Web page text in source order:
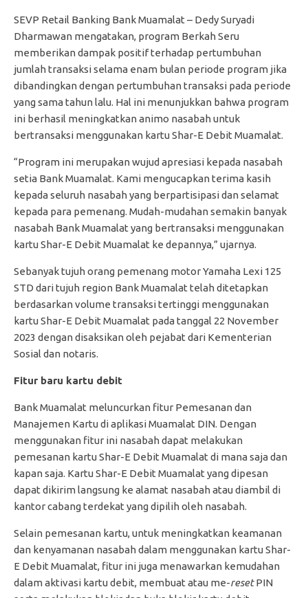
SEVP Retail Banking Bank Muamalat – Dedy Suryadi
Dharmawan mengatakan, program Berkah Seru
memberikan dampak positif terhadap pertumbuhan
jumlah transaksi selama enam bulan periode program jika
dibandingkan dengan pertumbuhan transaksi pada periode
yang sama tahun lalu. Hal ini menunjukkan bahwa program
ini berhasil meningkatkan animo nasabah untuk
bertransaksi menggunakan kartu Shar-E Debit Muamalat.
“Program ini merupakan wujud apresiasi kepada nasabah
setia Bank Muamalat. Kami mengucapkan terima kasih
kepada seluruh nasabah yang berpartisipasi dan selamat
kepada para pemenang. Mudah-mudahan semakin banyak
nasabah Bank Muamalat yang bertransaksi menggunakan
kartu Shar-E Debit Muamalat ke depannya,” ujarnya.
Sebanyak tujuh orang pemenang motor Yamaha Lexi 125
STD dari tujuh region Bank Muamalat telah ditetapkan
berdasarkan volume transaksi tertinggi menggunakan
kartu Shar-E Debit Muamalat pada tanggal 22 November
2023 dengan disaksikan oleh pejabat dari Kementerian
Sosial dan notaris.
Fitur baru kartu debit
Bank Muamalat meluncurkan fitur Pemesanan dan
Manajemen Kartu di aplikasi Muamalat DIN. Dengan
menggunakan fitur ini nasabah dapat melakukan
pemesanan kartu Shar-E Debit Muamalat di mana saja dan
kapan saja. Kartu Shar-E Debit Muamalat yang dipesan
dapat dikirim langsung ke alamat nasabah atau diambil di
kantor cabang terdekat yang dipilih oleh nasabah.
Selain pemesanan kartu, untuk meningkatkan keamanan
dan kenyamanan nasabah dalam menggunakan kartu Shar-
E Debit Muamalat, fitur ini juga menawarkan kemudahan
dalam aktivasi kartu debit, membuat atau me-resetPIN